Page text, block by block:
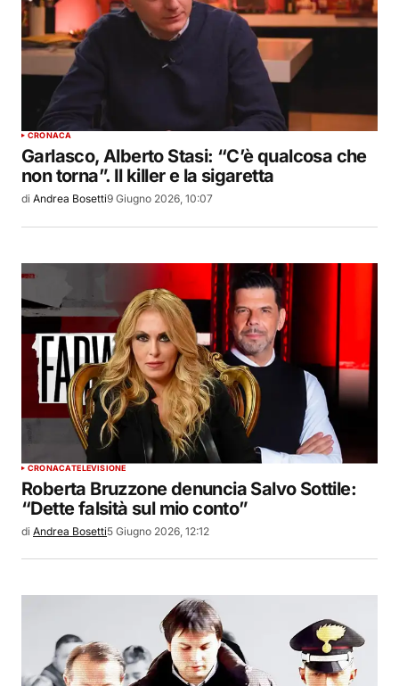
CRONACA
Garlasco, Alberto Stasi: “C’è qualcosa che
non torna”. Il killer e la sigaretta
di Andrea Bosetti9 Giugno 2026, 10:07
CRONACATELEVISIONE
Roberta Bruzzone denuncia Salvo Sottile:
“Dette falsità sul mio conto”
di Andrea Bosetti5 Giugno 2026, 12:12